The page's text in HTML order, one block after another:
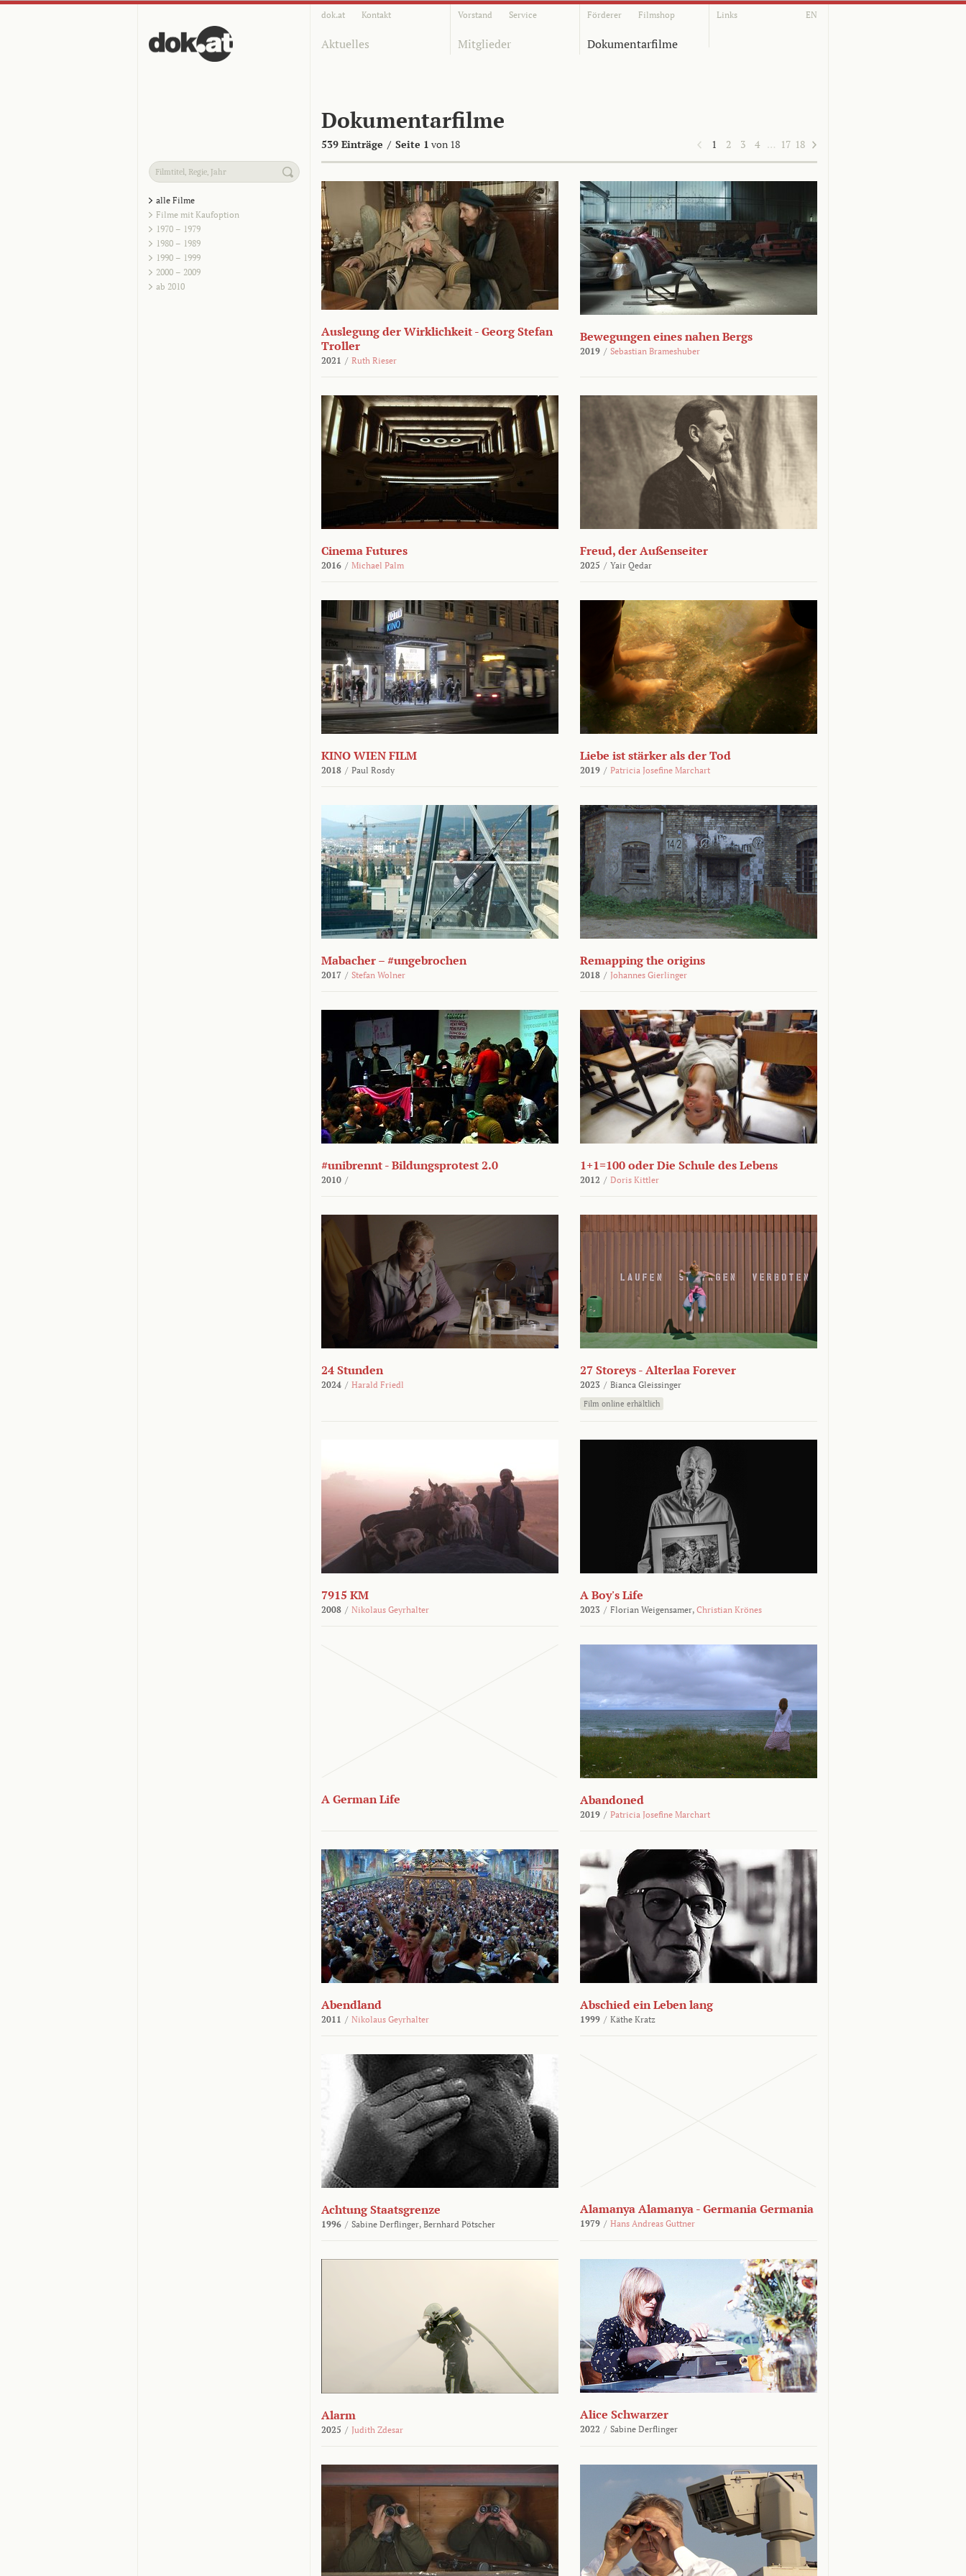
dok.at Kontakt Vorstand Service Förderer Filmshop Links EN
Aktuelles Mitglieder Dokumentarfilme
Dokumentarfilme
539 Einträge / Seite 1 von 18 1 2 3 4 … 17 18
alle Filme
Filme mit Kaufoption
1970 – 1979
1980 – 1989
1990 – 1999
2000 – 2009
ab 2010
Auslegung der Wirklichkeit - Georg Stefan
Troller
2021 / Ruth Rieser
Bewegungen eines nahen Bergs
2019 / Sebastian Brameshuber
Cinema Futures
2016 / Michael Palm
Freud, der Außenseiter
2025 / Yair Qedar
KINO WIEN FILM
2018 / Paul Rosdy
Liebe ist stärker als der Tod
2019 / Patricia Josefine Marchart
Mabacher – #ungebrochen
2017 / Stefan Wolner
Remapping the origins
2018 / Johannes Gierlinger
#unibrennt - Bildungsprotest 2.0
2010 /
1+1=100 oder Die Schule des Lebens
2012 / Doris Kittler
24 Stunden
2024 / Harald Friedl
27 Storeys - Alterlaa Forever
2023 / Bianca Gleissinger
Film online erhältlich
7915 KM
2008 / Nikolaus Geyrhalter
A Boy's Life
2023 / Florian Weigensamer, Christian Krönes
A German Life Abandoned
2019 / Patricia Josefine Marchart
Abendland
2011 / Nikolaus Geyrhalter
Abschied ein Leben lang
1999 / Käthe Kratz
Achtung Staatsgrenze
1996 / Sabine Derflinger, Bernhard Pötscher
Alamanya Alamanya - Germania Germania
1979 / Hans Andreas Guttner
Alarm
2025 / Judith Zdesar
Alice Schwarzer
2022 / Sabine Derflinger